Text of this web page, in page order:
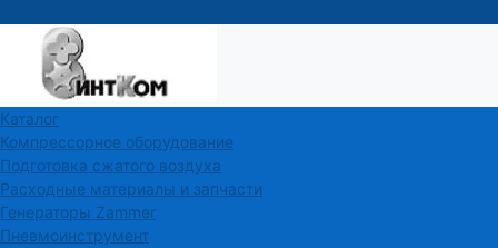
Каталог
Компрессорное оборудование
Подготовка сжатого воздуха
Расходные материалы и запчасти
Генераторы Zammer
Пневмоинструмент